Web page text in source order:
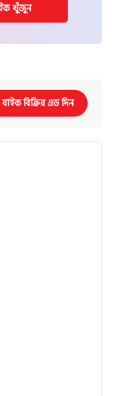
খুঁজুন
বাইক বিক্রির এড দিন